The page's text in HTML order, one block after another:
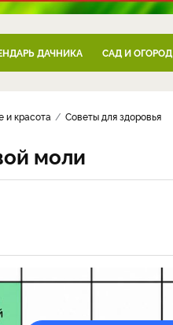
ДАЧНИКА САД И ОГОРОД
и красота Советы для здоровья
моли